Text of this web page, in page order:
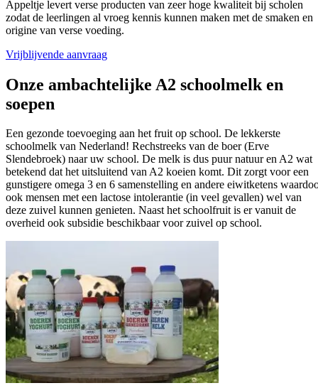
Appeltje levert verse producten van zeer hoge kwaliteit bij scholen
zodat de leerlingen al vroeg kennis kunnen maken met de smaken en
origine van verse voeding.
Vrijblijvende aanvraag
Onze ambachtelijke A2 schoolmelk en
soepen
Een gezonde toevoeging aan het fruit op school. De lekkerste
schoolmelk van Nederland! Rechstreeks van de boer (Erve
Slendebroek) naar uw school. De melk is dus puur natuur en A2 wat
betekend dat het uitsluitend van A2 koeien komt. Dit zorgt voor een
gunstigere omega 3 en 6 samenstelling en andere eiwitketens
ook mensen met een lactose intolerantie (in veel gevallen) wel van
deze zuivel kunnen genieten. Naast het schoolfruit is er vanuit de
overheid ook subsidie beschikbaar voor zuivel op school.